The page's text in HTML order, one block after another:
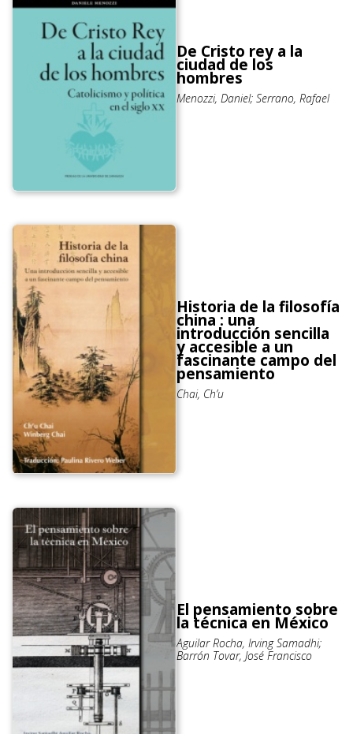
De Cristo rey a la
ciudad de los
hombres
Menozzi, Daniel; Serrano, Rafael
Historia de la filosofía
china : una
introducción sencilla
y accesible a un
fascinante campo del
pensamiento
Chai, Ch’u
El pensamiento sobre
la técnica en México
Aguilar Rocha, Irving Samadhi;
Barrón Tovar, José Francisco